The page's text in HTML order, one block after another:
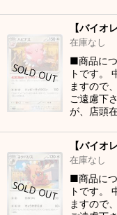
【バイ
在庫なし
■商品に
トです。
ますので
ご遠慮下
が、店頭
【バイ
在庫なし
■商品に
トです。
ますので